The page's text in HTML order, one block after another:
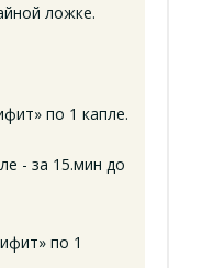
ложке.
по 1 капле.
- за 15.мин до
по 1